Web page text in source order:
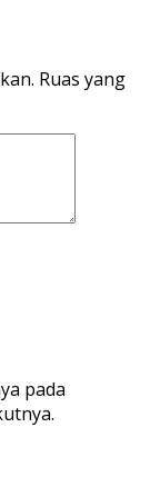
Ruas yang
pada